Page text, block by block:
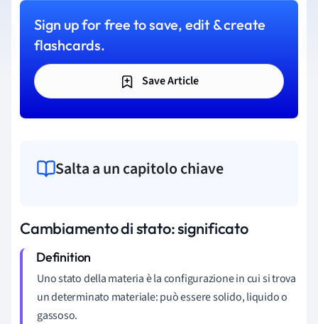
Sign up for free to save, edit & create
flashcards.
Save Article
Salta a un capitolo chiave
Cambiamento di stato: significato
Uno stato della materia è la configurazione in cui si trova
un determinato materiale: può essere solido, liquido o
gassoso.